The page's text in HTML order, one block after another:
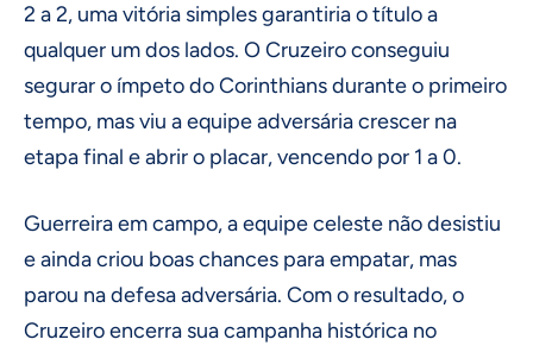
2 a 2, uma vitória simples garantiria o título a
qualquer um dos lados. O Cruzeiro conseguiu
segurar o ímpeto do Corinthians durante o primeiro
tempo, mas viu a equipe adversária crescer na
etapa final e abrir o placar, vencendo por 1 a 0.
Guerreira em campo, a equipe celeste não desistiu
e ainda criou boas chances para empatar, mas
parou na defesa adversária. Com o resultado, o
Cruzeiro encerra sua campanha histórica no